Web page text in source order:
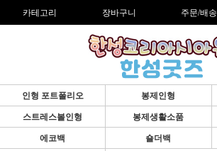
카테고리 장바구니 주문/배송
인형 포트폴리오 봉제인형
스트레스볼인형 봉제생활소품
에코백 숄더백